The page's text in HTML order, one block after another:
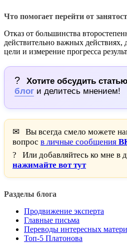
Что помогает перейти от
Отказ от большинства
действительно важных действиях,
цели и измерение прогресса
? Хотите обсудить
блог и делитесь мнением!
✉
Вы всегда смело можете
вопрос в личные сообщения
?
Или добавляйтесь ко мне в
нажимайте вот тут
Разделы блога
Продвижение эксперта
Главные письма
Переводы интересных
Топ-5 Платонова